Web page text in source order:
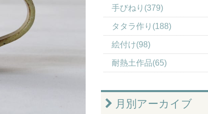
手びねり(379)
タタラ作り(188)
絵付け(98)
耐熱土作品(65)
月別アーカイブ